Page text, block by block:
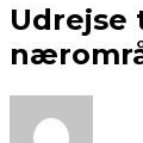
Udrejse